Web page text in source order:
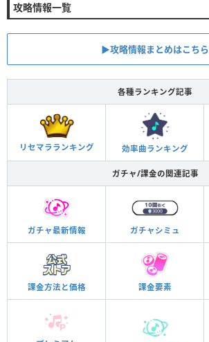
攻略情報一覧
▶︎攻略情報まとめはこちら
各種ランキング記事
リセマラランキング 効率曲ランキング
ガチャ/課金の関連記事
ガチャ最新情報 ガチャシミュ
課金方法と価格 課金要素